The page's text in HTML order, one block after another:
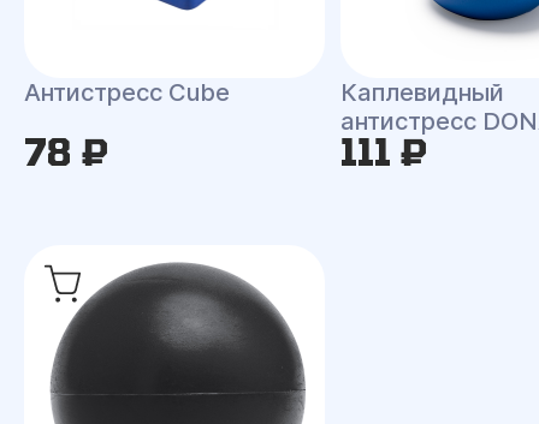
Антистресс Сube
78 ₽
Каплевидный
антистресс
111 ₽